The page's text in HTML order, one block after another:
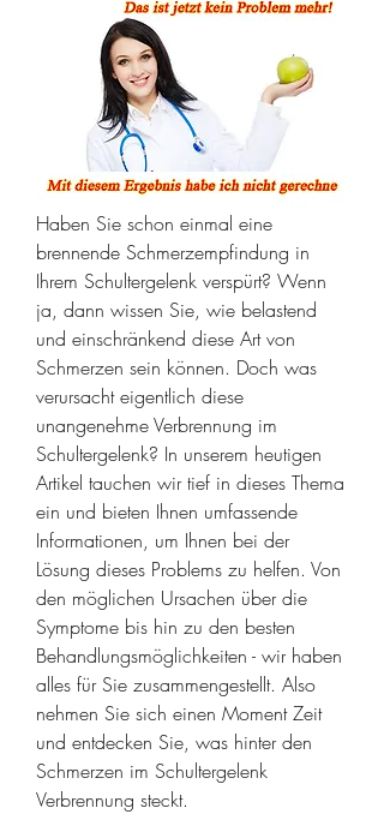
Haben Sie schon einmal eine
brennende Schmerzempfindung in
Ihrem Schultergelenk verspürt? Wenn
ja, dann wissen Sie, wie belastend
und einschränkend diese Art von
Schmerzen sein können. Doch was
verursacht eigentlich diese
unangenehme Verbrennung im
Schultergelenk? In unserem heutigen
Artikel tauchen wir tief in dieses Thema
ein und bieten Ihnen umfassende
Informationen, um Ihnen bei der
Lösung dieses Problems zu helfen. Von
den möglichen Ursachen über die
Symptome bis hin zu den besten
Behandlungsmöglichkeiten - wir haben
alles für Sie zusammengestellt. Also
nehmen Sie sich einen Moment Zeit
und entdecken Sie, was hinter den
Schmerzen im Schultergelenk
Verbrennung steckt.